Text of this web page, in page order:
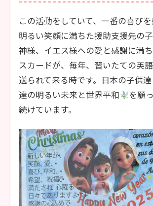
この活動をしていて、一番の喜びを
明るい笑顔に満ちた援助支援先の子
神様、イエス様への愛と感謝に満
スカードが、毎年、習いたての英
送られて来る時です。日本の子供
達の明るい未来と世界平和
を願
続けています。